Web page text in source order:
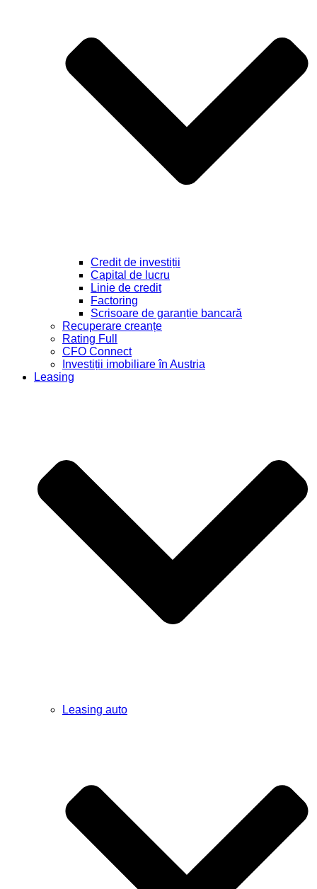
Credit de investiții
Capital de lucru
Linie de credit
Factoring
Scrisoare de garanție bancară
Recuperare creanțe
Rating Full
CFO Connect
Investiții imobiliare în Austria
Leasing
Leasing auto